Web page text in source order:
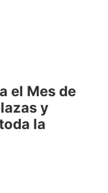
el Mes de
y
la